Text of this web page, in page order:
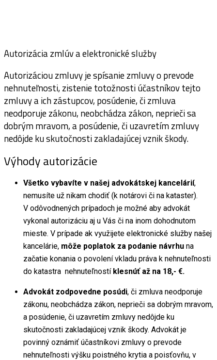
Autorizácia zmlúv a elektronické služby
Autorizáciou zmluvy je spísanie zmluvy o prevode
nehnuteľnosti, zistenie totožnosti účastníkov tejto
zmluvy a ich zástupcov, posúdenie, či zmluva
neodporuje zákonu, neobchádza zákon, neprieči sa
dobrým mravom, a posúdenie, či uzavretím zmluvy
nedôjde ku skutočnosti zakladajúcej vznik škody.
Výhody autorizácie
Všetko vybavíte v našej advokátskej kancelárií,
nemusíte už nikam chodiť (k notárovi či na kataster).
V odôvodnených prípadoch je možné aby advokát
vykonal autorizáciu aj u Vás či na inom dohodnutom
mieste. V prípade ak využijete elektronické služby našej
kancelárie, môže poplatok za podanie návrhu na
začatie konania o povolení vkladu práva k nehnuteľnosti
do katastra nehnuteľností klesnúť až na 18,- €.
Advokát zodpovedne posúdi, či zmluva neodporuje
zákonu, neobchádza zákon, neprieči sa dobrým mravom,
a posúdenie, či uzavretím zmluvy nedôjde ku
skutočnosti zakladajúcej vznik škody. Advokát je
povinný oznámiť účastníkovi zmluvy o prevode
nehnuteľnosti výšku poistného krytia a poisťovňu, v